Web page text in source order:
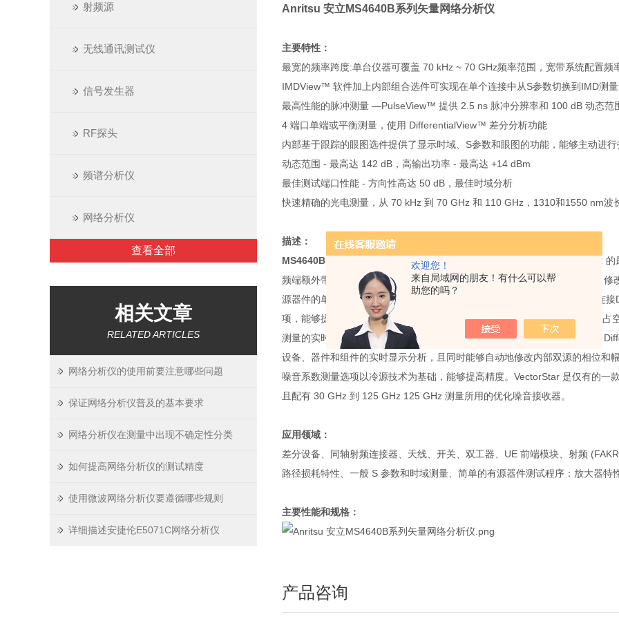
欢迎您！
来自局域网的朋友！有什么可以帮
助您的吗？
射频源
无线通讯测试仪
信号发生器
RF探头
频谱分析仪
网络分析仪
查看全部
相关文章
RELATED ARTICLES
网络分析仪的使用前要注意哪些问题
保证网络分析仪普及的基本要求
网络分析仪在测量中出现不确定性分类
如何提高网络分析仪的测试精度
使用微波网络分析仪要遵循哪些规则
详细描述安捷伦E5071C网络分析仪
Anritsu 安立MS4640B系列矢量网络分析仪
主要特性：
最宽的频率跨度:单台仪器可覆盖 70 kHz ~ 70 GHz频率范围，宽带系统配置
IMDView™ 软件加上内部组合选件可实现在单个连接中从S参数切换到IMD测
最高性能的脉冲测量 —PulseView™ 提供 2.5 ns 脉冲分辨率和 100 dB 动态范
4 端口单端或平衡测量，使用 DifferentialView™ 差分分析功能
内部基于跟踪的眼图选件提供了显示时域、S参数和眼图的功能，能够主动进
动态范围 - 最高达 142 dB，高输出功率 - 最高达 +14 dBm
最佳测试端口性能 - 方向性高达 50 dB，最佳时域分析
快速精确的光电测量，从 70 kHz 到 70 GHz 和 110 GHz，1310和1550 nm波
描述：
MS4640B VectorStar 矢量网络分析仪在单台仪器中提供 70 kHz 到 70 GHz
频端额外带来的二十倍频程更令人激动。IMDView™ 提供了灵活的菜单栏，
源器件的单个连接测试，可在S参数和IMD测量之间自动切换，而无需重新连
项，能够提供业界领的 2.5 ns 脉冲分辨率和 100 dB 动态范围，对于不同的
测量的实时显示，且能够同时动态地修改脉冲参数,以及时的验证设计指标。
设备、器件和组件的实时显示分析，且同时能够自动地修改内部双源的相位和
噪音系数测量选项以冷源技术为基础，能够提高精度。VectorStar 是仅有的
且配有 30 GHz 到 125 GHz 125 GHz 测量所用的优化噪音接收器。
应用领域：
差分设备、同轴射频连接器、天线、开关、双工器、UE 前端模块、射频
路径损耗特性、一般 S 参数和时域测量、简单的有源器件测试程序：放大器特
主要性能和规格：
产品咨询